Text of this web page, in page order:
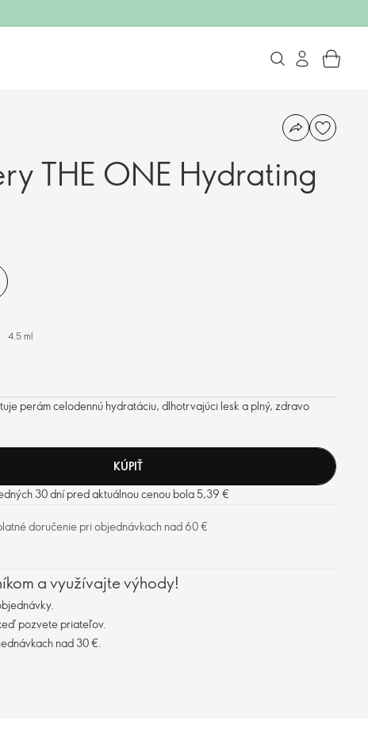
THE ONE Hydrating
4.5 ml
perám celodennú hydratáciu, dlhotrvajúci lesk a plný, zdravo
KÚPIŤ
30 dní pred aktuálnou cenou bola 5,39 €
doručenie pri objednávkach nad 60 €
a využívajte výhody!
pozvete priateľov.
nad 30 €.